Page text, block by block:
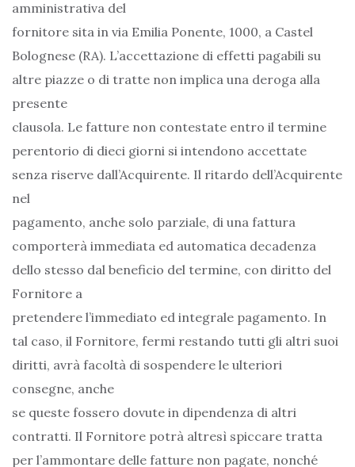
amministrativa del
fornitore sita in via Emilia Ponente, 1000, a Castel
Bolognese (RA). L’accettazione di effetti pagabili su
altre piazze o di tratte non implica una deroga alla
presente
clausola. Le fatture non contestate entro il termine
perentorio di dieci giorni si intendono accettate
senza riserve dall’Acquirente. Il ritardo dell’Acquirente
nel
pagamento, anche solo parziale, di una fattura
comporterà immediata ed automatica decadenza
dello stesso dal beneficio del termine, con diritto del
Fornitore a
pretendere l’immediato ed integrale pagamento. In
tal caso, il Fornitore, fermi restando tutti gli altri suoi
diritti, avrà facoltà di sospendere le ulteriori
consegne, anche
se queste fossero dovute in dipendenza di altri
contratti. Il Fornitore potrà altresì spiccare tratta
per l’ammontare delle fatture non pagate, nonché